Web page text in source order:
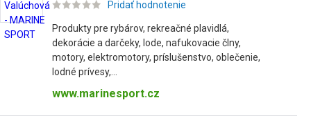
Pridať hodnotenie
Produkty pre rybárov, rekreačné plavidlá,
dekorácie a darčeky, lode, nafukovacie člny,
motory, elektromotory, príslušenstvo, oblečenie,
lodné prívesy,...
www.marinesport.cz